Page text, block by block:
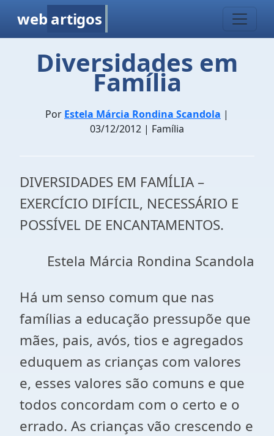
web artigos
Diversidades em
Família
Por Estela Márcia Rondina Scandola |
03/12/2012 | Família
DIVERSIDADES EM FAMÍLIA –
EXERCÍCIO DIFÍCIL, NECESSÁRIO E
POSSÍVEL DE ENCANTAMENTOS.
Estela Márcia Rondina Scandola
Há um senso comum que nas
famílias a educação pressupõe que
mães, pais, avós, tios e agregados
eduquem as crianças com valores
e, esses valores são comuns e que
todos concordam com o certo e o
errado. As crianças vão crescendo e